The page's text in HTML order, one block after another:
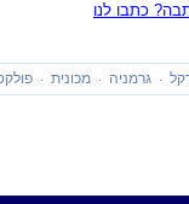
כתבו לנו
גרמניה מכונית